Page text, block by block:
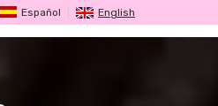
Español English